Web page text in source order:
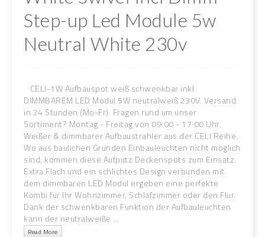
Step-up Led Module 5w
Neutral White 230v
CELI-1W Aufbauspot weiß schwenkbar inkl.
DIMMBAREM LED Modul 5W neutralweiß 230V. Versand
in 24 Stunden (Mo-Fr). Fragen rund um unser
Sortiment? Montag - Freitag von 09:00 - 17:00 Uhr.
Weißer & dimmbarer Aufbaustrahler aus der CELI Reihe.
Wo aus baulichen Gründen Einbauleuchten nicht möglich
sind, kommen diese Aufputz Deckenspots zum Einsatz.
Extra Flach und ein schlichtes Design verbunden mit
dem dimmbaren LED Modul ergeben eine perfekte
Kombi für Ihr Wohnzimmer, Schlafzimmer oder den Flur.
Dank der schwenkbaren Funktion der Aufbauleuchten
kann der neutralweiße ...
Read More